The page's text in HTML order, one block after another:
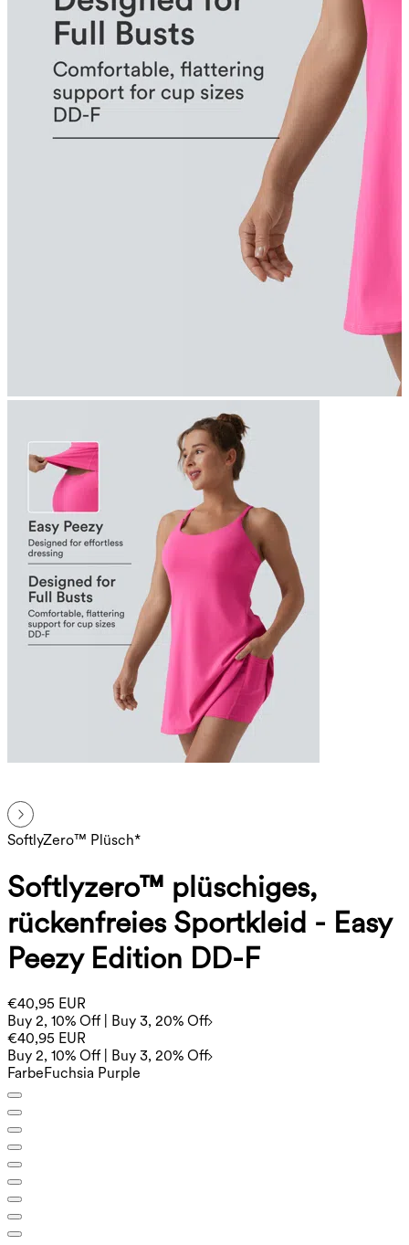
SoftlyZero™ Plüsch*
Softlyzero™ plüschiges,
rückenfreies Sportkleid - Easy
Peezy Edition DD-F
€40,95 EUR
Buy 2, 10% Off | Buy 3, 20% Off
€40,95 EUR
Buy 2, 10% Off | Buy 3, 20% Off
FarbeFuchsia Purple